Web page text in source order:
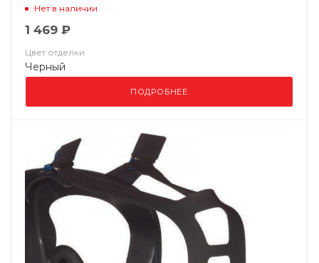
Нет в наличии
1 469 ₽
Цвет отделки
Черный
ПОДРОБНЕЕ